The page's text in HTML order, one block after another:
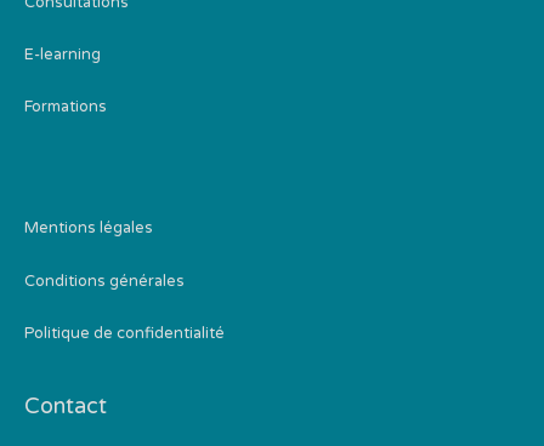
E-learning
Formations
Mentions légales
Conditions générales
Politique de confidentialité
Contact